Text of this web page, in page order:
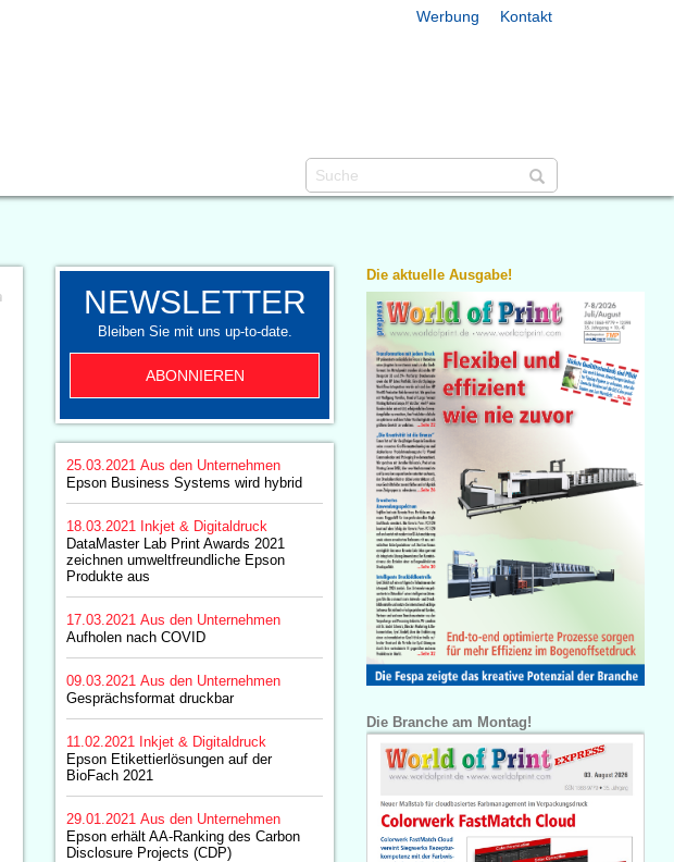
Werbung Kontakt
NEWSLETTER
Bleiben Sie mit uns up-to-date.
ABONNIEREN
25.03.2021 Aus den Unternehmen
Epson Business Systems wird hybrid
18.03.2021
Inkjet & Digitaldruck
DataMaster Lab Print Awards 2021
zeichnen umweltfreundliche Epson
Produkte aus
17.03.2021 Aus den Unternehmen
Aufholen nach COVID
09.03.2021 Aus den Unternehmen
Gesprächsformat druckbar
11.02.2021
Inkjet & Digitaldruck
Epson Etikettierlösungen auf der
BioFach 2021
29.01.2021 Aus den Unternehmen
Epson erhält AA-Ranking des Carbon
Disclosure Projects (CDP)
Die aktuelle Ausgabe!
Die Branche am Montag!